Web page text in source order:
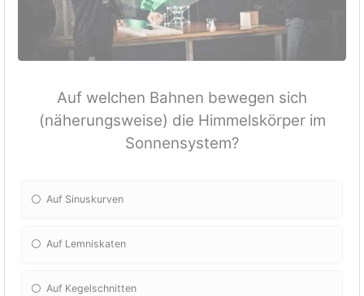
Auf welchen Bahnen bewegen sich
(näherungsweise) die Himmelskörper im
Sonnensystem?
Auf Sinuskurven
Auf Lemniskaten
Auf Kegelschnitten